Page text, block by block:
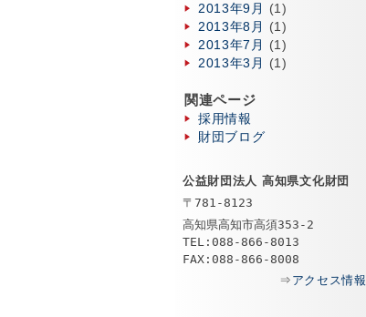
2013年9月
(1)
2013年8月
(1)
2013年7月
(1)
2013年3月
(1)
関連ページ
採用情報
財団ブログ
公益財団法人 高知県文化財団
〒781-8123
高知県高知市高須353-2
TEL:088-866-8013
FAX:088-866-8008
⇒ アクセス情報